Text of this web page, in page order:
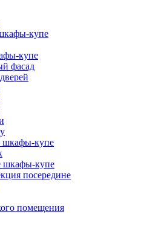
купе
купе
фасад
шкафы-купе
шкафы-купе
посередине
помещения